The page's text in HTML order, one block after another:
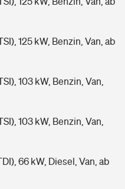
125 kW, Benzin, Van, ab
103 kW, Benzin, Van,
103 kW, Benzin, Van,
66 kW, Diesel, Van, ab